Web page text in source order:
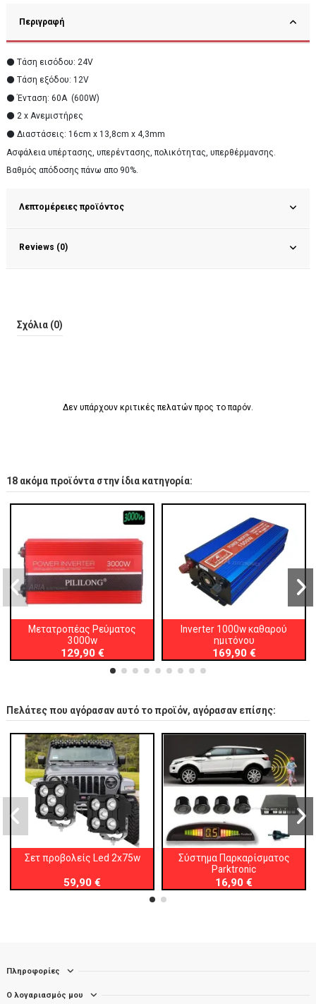
Περιγραφή
⚫ Τάση εισόδου: 24V
⚫ Τάση εξόδου: 12V
⚫ Ένταση: 60Α (600W)
⚫ 2 x Ανεμιστήρες
⚫ Διαστάσεις: 16cm x 13,8cm x 4,3mm
Ασφάλεια υπέρτασης, υπερέντασης, πολικότητας, υπερθέρμανσης.
Βαθμός απόδοσης πάνω απο 90%.
Λεπτομέρειες προϊόντος
Reviews (0)
Σχόλια (0)
Δεν υπάρχουν κριτικές πελατών προς το παρόν.
18 ακόμα προϊόντα στην ίδια κατηγορία:
Μετατροπέας Ρεύματος
3000w
129,90 €
Inverter 1000w καθαρού
ημιτόνου
169,90 €
Πελάτες που αγόρασαν αυτό το προϊόν, αγόρασαν επίσης:
Σετ προβολείς Led 2x75w
59,90 €
Σύστημα Παρκαρίσματος
Parktronic
16,90 €
Πληροφορίες
Ο λογαριασμός μου